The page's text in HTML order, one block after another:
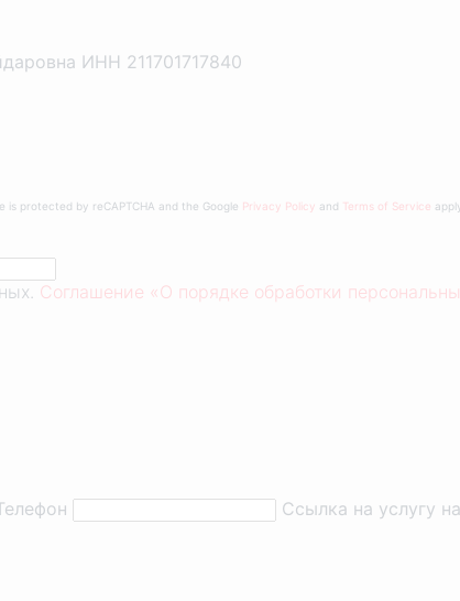
ИНН 211701717840
is protected by reCAPTCHA and the Google Privacy Policy and Terms of Service
Соглашение «О порядке обработки
Ссылка на услугу